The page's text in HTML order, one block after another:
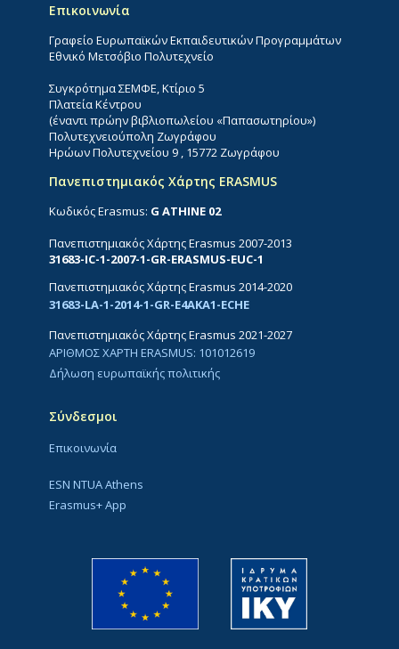
Επικοινωνία
Γραφείο Ευρωπαϊκών Εκπαιδευτικών Προγραμμάτων
Εθνικό Μετσόβιο Πολυτεχνείο
Συγκρότημα ΣΕΜΦΕ, Κτίριο 5
Πλατεία Κέντρου
(έναντι πρώην βιβλιοπωλείου «Παπασωτηρίου»)
Πολυτεχνειούπολη Ζωγράφου
Ηρώων Πολυτεχνείου 9 , 15772 Ζωγράφου
Πανεπιστημιακός Χάρτης ERASMUS
Κωδικός Erasmus: G ATHINE 02
Πανεπιστημιακός Χάρτης Erasmus 2007-2013
31683-IC-1-2007-1-GR-ERASMUS-EUC-1
Πανεπιστημιακός Χάρτης Erasmus 2014-2020
31683-LA-1-2014-1-GR-E4AKA1-ECHE
Πανεπιστημιακός Χάρτης Erasmus 2021-2027
ΑΡΙΘΜΟΣ ΧΑΡΤΗ ERASMUS: 101012619
Δήλωση ευρωπαϊκής πολιτικής
Σύνδεσμοι
Επικοινωνία
ESN NTUA Athens
Erasmus+ App